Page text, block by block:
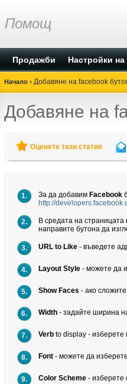
Помощ
Продажби Настройки на
Начало › Добавяне на facebook
Добавяне на
Оценете тази статия
1. За да добавим Facebook
http://
2.
В средата на
направите бутона да
3. URL to Like - въведете
4. Layout Style - можете да
5. Show Faces - ако
6. Width - задайте ширина
7. Verb to display - изберете
8. Font - можете да
9. Color Scheme - изберете